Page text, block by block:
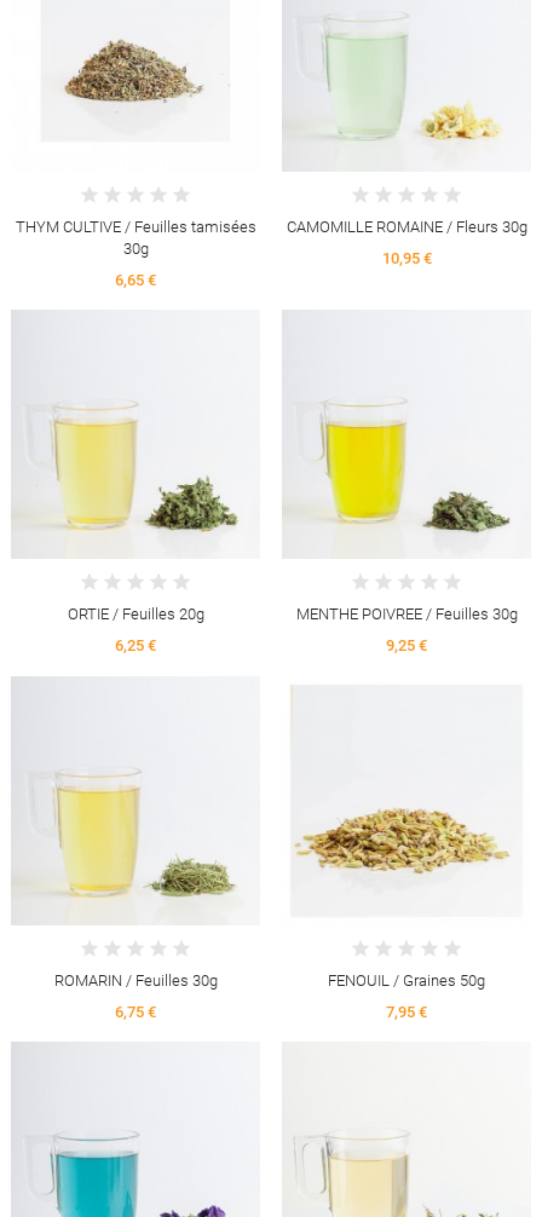
THYM CULTIVE / Feuilles tamisées
30g
6,65 €
CAMOMILLE ROMAINE / Fleurs 30g
10,95 €
ORTIE / Feuilles 20g
6,25 €
MENTHE POIVREE / Feuilles 30g
9,25 €
ROMARIN / Feuilles 30g
6,75 €
FENOUIL / Graines 50g
7,95 €